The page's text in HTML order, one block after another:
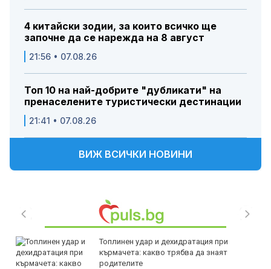
4 китайски зодии, за които всичко ще
започне да се нарежда на 8 август
21:56 • 07.08.26
Топ 10 на най-добрите "дубликати" на
пренаселените туристически дестинации
21:41 • 07.08.26
ВИЖ ВСИЧКИ НОВИНИ
Топлинен удар и дехидратация при
кърмачета: какво трябва да знаят
родителите